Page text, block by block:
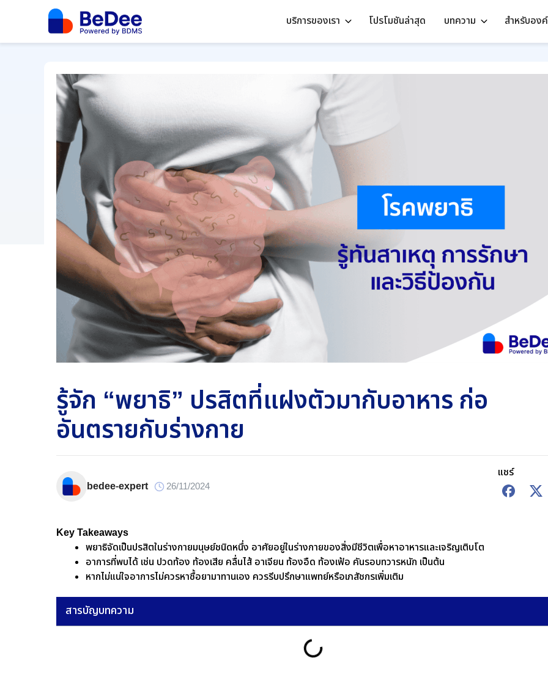
บริการของเรา โปรโมชันล่าสุด บทความ สำหรับอง
รู้จัก “พยาธิ” ปรสิตที่แฝงตัวมากับอาหาร ก่อ
อันตรายกับร่างกาย
bedee-expert 26/11/2024
แชร์
Key Takeaways
พยาธิจัดเป็นปรสิตในร่างกายมนุษย์ชนิดหนึ่ง อาศัยอยู่ในร่างกายของสิ่งมีชีวิตเพื่อหาอาหารและเจริญเติบโต
อาการที่พบได้ เช่น ปวดท้อง ท้องเสีย คลื่นไส้ อาเจียน ท้องอืด ท้องเฟ้อ คันรอบทวารหนัก เป็นต้น
หากไม่แน่ใจอาการไม่ควรหาซื้อยามาทานเอง ควรรีบปรึกษาแพทย์หรือเภสัชกรเพิ่มเติม
สารบัญบทความ